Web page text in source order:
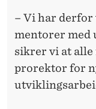
– Vi har
mentorer med
sikrer vi at alle
prorektor for